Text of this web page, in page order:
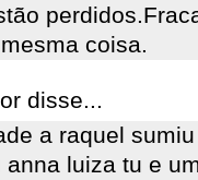
coisa.
disse...
a raquel
anna luiza tu e